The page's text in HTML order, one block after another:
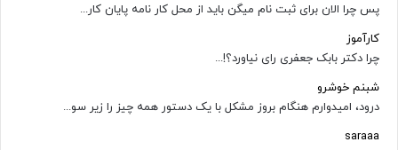
پس چرا الان برای ثبت نام میگن باید از محل کار نامه پایان کار...
کارآموز
چرا دکتر بابک جعفری رای نیاورد؟!...
شبنم خوشرو
درود، امیدوارم هنگام بروز مشکل با یک دستور همه چیز را زیر سو...
saraaa